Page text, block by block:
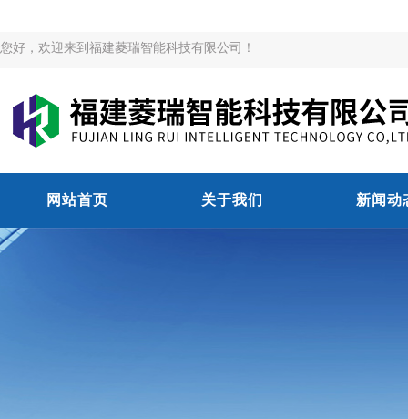
您好，欢迎来到福建菱瑞智能科技有限公司！
网站首页 关于我们 新闻动